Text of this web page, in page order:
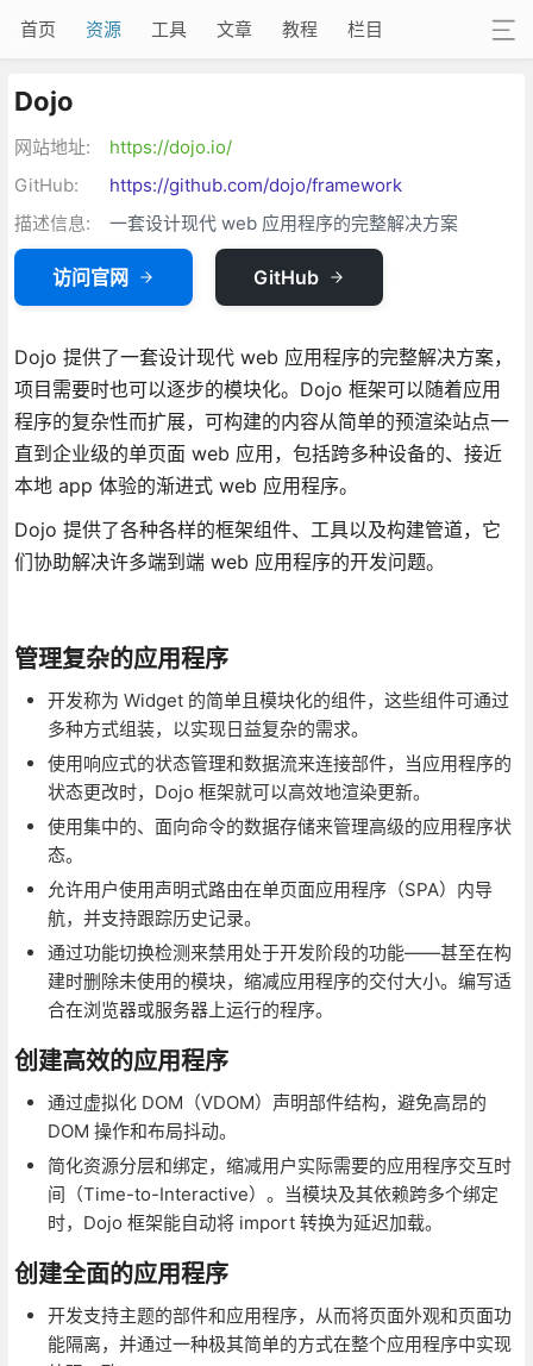
首页 资源 工具 文章 教程 栏目
Dojo
网站地址:
https://dojo.io/
GitHub:
https://github.com/dojo/framework
描述信息:
一套设计现代 web 应用程序的完整解决方案
访问官网 GitHub
Dojo 提供了一套设计现代 web 应用程序的完整解决方案，
项目需要时也可以逐步的模块化。Dojo 框架可以随着应用
程序的复杂性而扩展，可构建的内容从简单的预渲染站点一
直到企业级的单页面 web 应用，包括跨多种设备的、接近
本地 app 体验的渐进式 web 应用程序。
Dojo 提供了各种各样的框架组件、工具以及构建管道，它
们协助解决许多端到端 web 应用程序的开发问题。
管理复杂的应用程序
开发称为 Widget 的简单且模块化的组件，这些组件可通过
多种方式组装，以实现日益复杂的需求。
使用响应式的状态管理和数据流来连接部件，当应用程序的
状态更改时，Dojo 框架就可以高效地渲染更新。
使用集中的、面向命令的数据存储来管理高级的应用程序状
态。
允许用户使用声明式路由在单页面应用程序（SPA）内导
航，并支持跟踪历史记录。
通过功能切换检测来禁用处于开发阶段的功能——甚至在构
建时删除未使用的模块，缩减应用程序的交付大小。编写适
合在浏览器或服务器上运行的程序。
创建高效的应用程序
通过虚拟化 DOM（VDOM）声明部件结构，避免高昂的
DOM 操作和布局抖动。
简化资源分层和绑定，缩减用户实际需要的应用程序交互时
间（Time-to-Interactive）。当模块及其依赖跨多个绑定
时，Dojo 框架能自动将 import 转换为延迟加载。
创建全面的应用程序
开发支持主题的部件和应用程序，从而将页面外观和页面功
能隔离，并通过一种极其简单的方式在整个应用程序中实现